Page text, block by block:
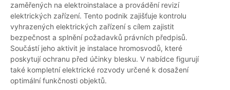
zaměřených na elektroinstalace a provádění revizí
elektrických zařízení. Tento podnik zajišťuje kontrolu
vyhrazených elektrických zařízení s cílem zajistit
bezpečnost a splnění požadavků právních předpisů.
Součástí jeho aktivit je instalace hromosvodů, které
poskytují ochranu před účinky blesku. V nabídce figurují
také kompletní elektrické rozvody určené k dosažení
optimální funkčnosti objektů.